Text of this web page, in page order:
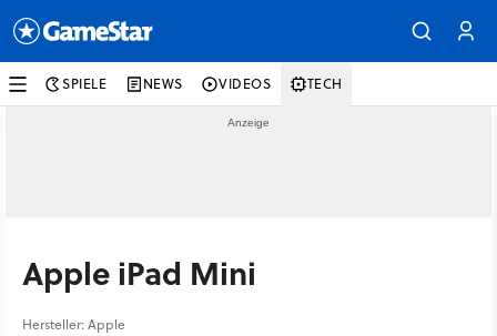
SPIELE NEWS VIDEOS TECH
Apple iPad Mini
Hersteller: Apple